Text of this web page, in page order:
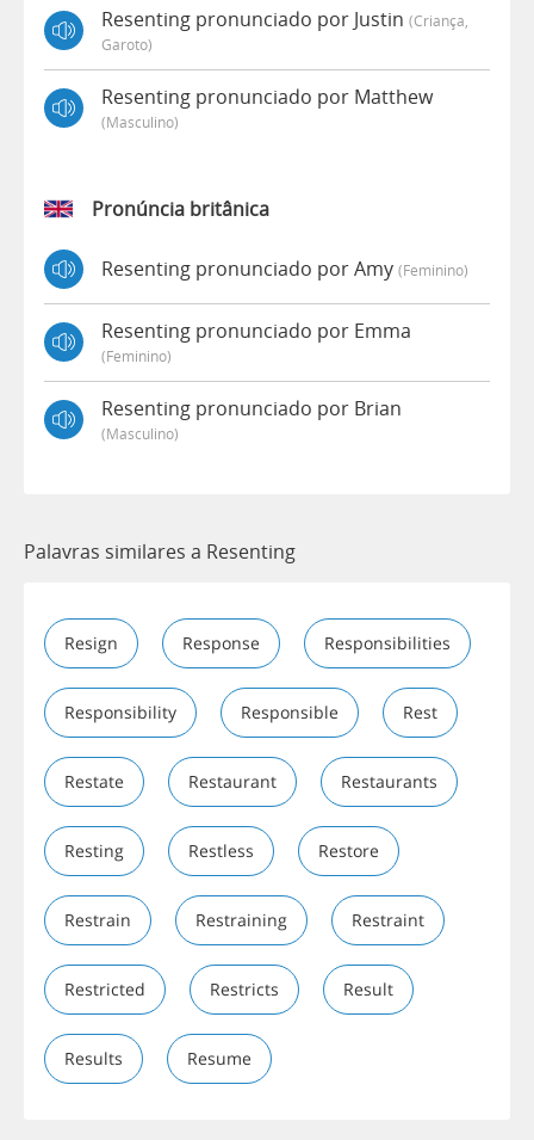
Resenting pronunciado por Justin (criança,
Garoto)
Resenting pronunciado por Matthew
(masculino)
Pronúncia britânica
Resenting pronunciado por Amy (feminino)
Resenting pronunciado por Emma
(feminino)
Resenting pronunciado por Brian
(masculino)
Palavras similares a Resenting
Resign Response Responsibilities
Responsibility Responsible Rest
Restate Restaurant Restaurants
Resting Restless Restore
Restrain Restraining Restraint
Restricted Restricts Result
Results Resume